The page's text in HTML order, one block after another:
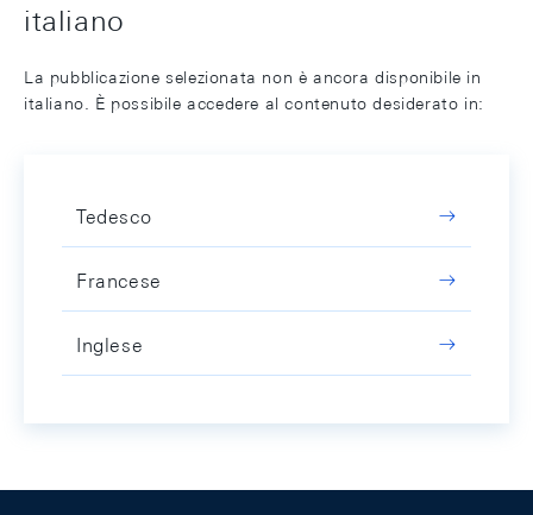
italiano
La pubblicazione selezionata non è ancora disponibile in
italiano. È possibile accedere al contenuto desiderato in:
Tedesco
Francese
Inglese